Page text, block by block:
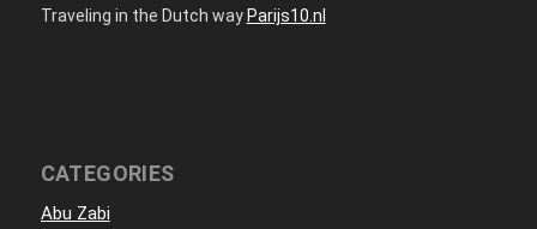
Traveling in the Dutch way Parijs10.nl
CATEGORIES
Abu Zabi